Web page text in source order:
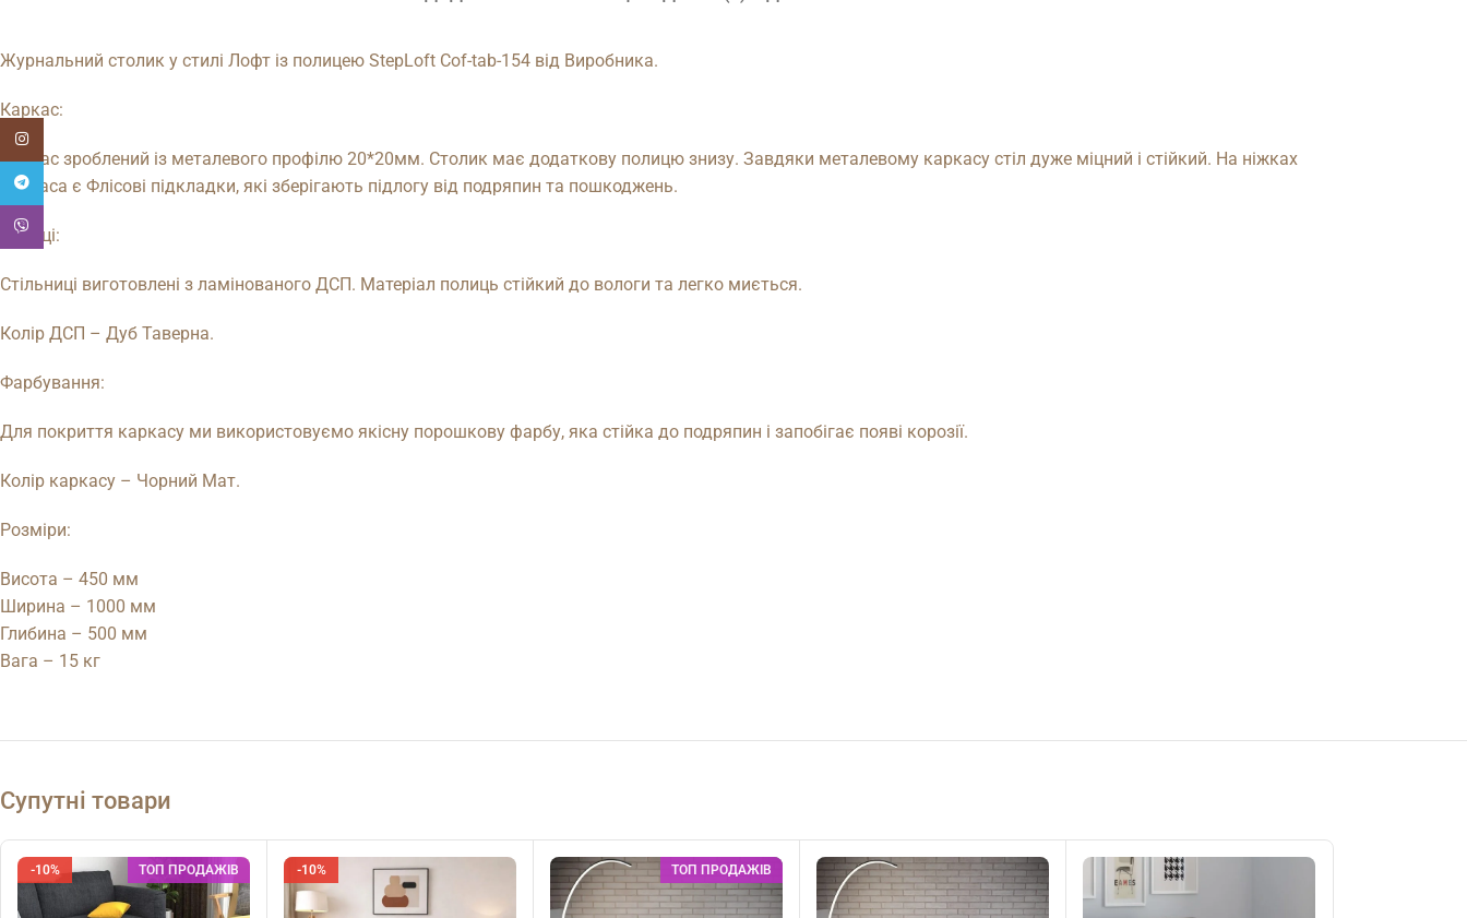
Журнальний столик у стилі Лофт із полицею StepLoft Cof-tab-154 від Виробника.
Каркас:
Каркас зроблений із металевого профілю 20*20мм. Столик має додаткову полицю знизу. Завдяки металевому каркасу стіл дуже міцний і стійкий. На ніжках
каркаса є Флісові підкладки, які зберігають підлогу від подряпин та пошкоджень.
Полиці:
Стільниці виготовлені з ламінованого ДСП. Матеріал полиць стійкий до вологи та легко миється.
Колір ДСП – Дуб Таверна.
Фарбування:
Для покриття каркасу ми використовуємо якісну порошкову фарбу, яка стійка до подряпин і запобігає появі корозії.
Колір каркасу – Чорний Мат.
Розміри:
Висота – 450 мм
Ширина – 1000 мм
Глибина – 500 мм
Вага – 15 кг
Супутні товари
-10% ТОП ПРОДАЖІВ -10% ТОП ПРОДАЖІВ
Telegram
Viber